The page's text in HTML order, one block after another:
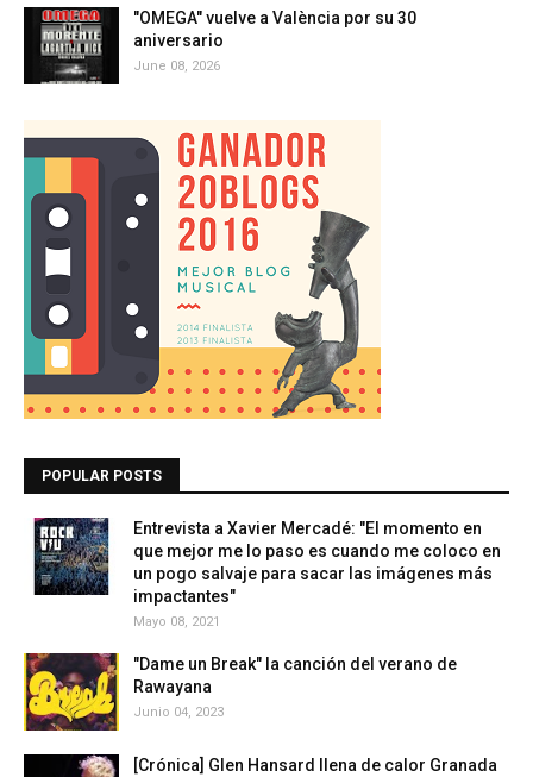
"OMEGA" vuelve a València por su 30
aniversario
June 08, 2026
POPULAR POSTS
Entrevista a Xavier Mercadé: "El momento en
que mejor me lo paso es cuando me coloco en
un pogo salvaje para sacar las imágenes más
impactantes"
Mayo 08, 2021
"Dame un Break" la canción del verano de
Rawayana
Junio 04, 2023
[Crónica] Glen Hansard llena de calor Granada